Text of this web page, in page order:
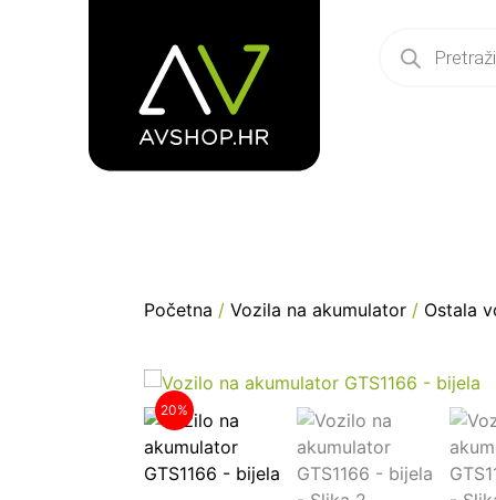
Početna / Vozila na akumulator / Ostala
20%